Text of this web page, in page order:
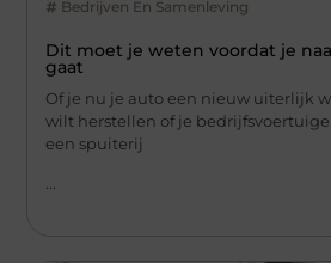
Bedrijven En Samenleving
Dit moet je weten voordat je
gaat
Of je nu je auto een nieuw uiterlijk
wilt herstellen of je
een spuiterij